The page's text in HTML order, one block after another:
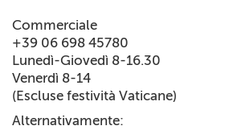
Commerciale
+39 06 698 45780
Lunedì-Giovedì 8-16.30
Venerdì 8-14
(Escluse festività Vaticane)
Alternativamente: